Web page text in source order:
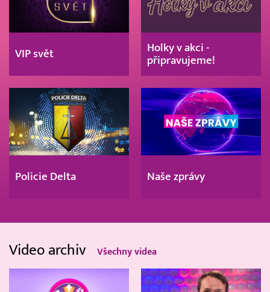
VIP svět
Holky v akci -
připravujeme!
Policie Delta Naše zprávy
Video archiv Všechny videa